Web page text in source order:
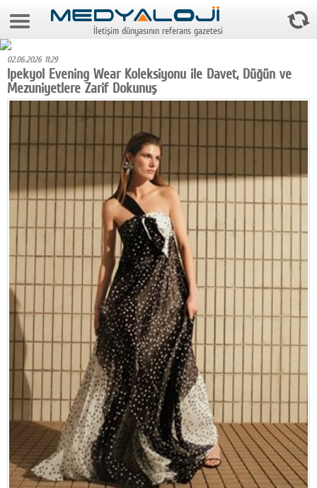
7 Ağustos 2026 2:46:26
Foto Galeri
Video Galeri
Reyting-tiraj
Dünya
Karikatür
Youtube
Polemik
Reklam
İletişim dünyasının referans gazetesi
02.06.2026 11:29
Ipekyol Evening Wear Koleksiyonu ile Davet, Düğün ve
Mezuniyetlere Zarif Dokunuş